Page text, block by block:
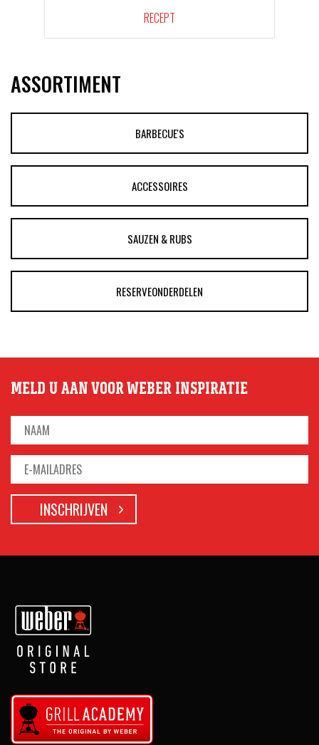
RECEPT
ASSORTIMENT
BARBECUE'S
ACCESSOIRES
SAUZEN & RUBS
RESERVEONDERDELEN
MELD U AAN VOOR WEBER INSPIRATIE